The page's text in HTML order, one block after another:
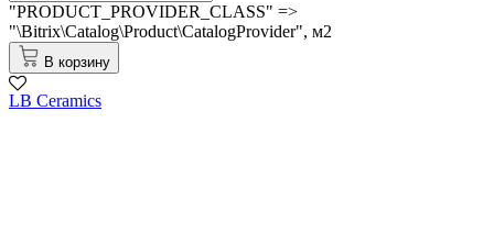
"PRODUCT_PROVIDER_CLASS" =>
"\Bitrix\Catalog\Product\CatalogProvider", м2
В корзину
LB Ceramics